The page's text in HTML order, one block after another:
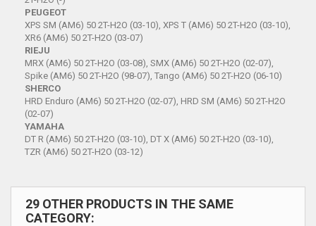
PEUGEOT
XPS SM (AM6) 50 2T-H2O (03-10), XPS T (AM6) 50 2T-H2O (03-10),
XR6 (AM6) 50 2T-H2O (03-07)
RIEJU
MRX (AM6) 50 2T-H2O (03-08), SMX (AM6) 50 2T-H2O (02-07),
Spike (AM6) 50 2T-H2O (98-07), Tango (AM6) 50 2T-H2O (06-10)
SHERCO
HRD Enduro (AM6) 50 2T-H2O (02-07), HRD SM (AM6) 50 2T-H2O
(02-07)
YAMAHA
DT R (AM6) 50 2T-H2O (03-10), DT X (AM6) 50 2T-H2O (03-10),
TZR (AM6) 50 2T-H2O (03-12)
29 OTHER PRODUCTS IN THE SAME
CATEGORY: